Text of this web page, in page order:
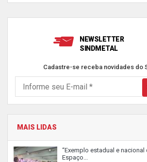
NEWSLETTER
SINDMETAL
Cadastre-se receba novidades do
MAIS LIDAS
“Exemplo estadual e nacional
Espaço...